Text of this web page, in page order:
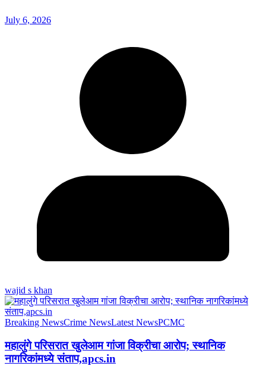
July 6, 2026
wajid s khan
Breaking NewsCrime NewsLatest NewsPCMC
महालुंगे परिसरात खुलेआम गांजा विक्रीचा आरोप; स्थानिक
नागरिकांमध्ये संताप,apcs.in